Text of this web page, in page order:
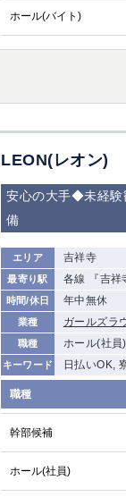
ホール(バイト)
LEON(レオン)
安心の大手◆未経験
備
エリア 吉祥寺
最寄り駅 各線 『吉祥
時間/休日 年中無休
業種 ガールズラ
職種 ホール(社員
キーワード 日払いOK,
職種
幹部候補
ホール(社員)